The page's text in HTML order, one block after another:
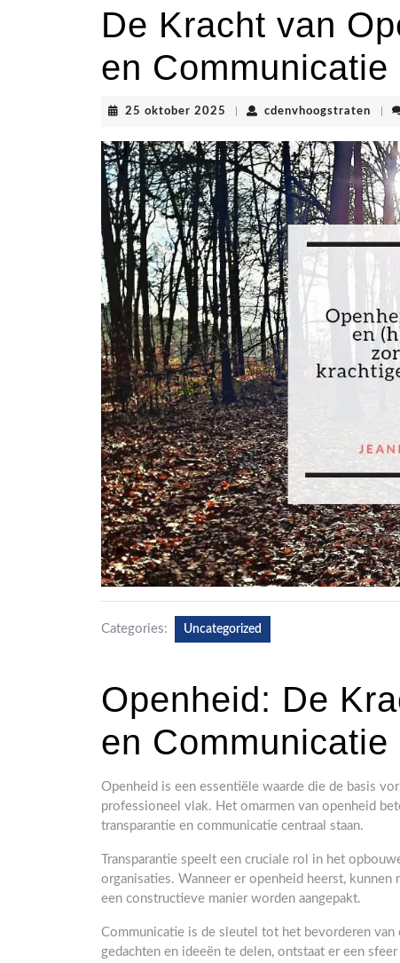
De Kracht van
en
25 oktober 2025 25
2025
cdenvhoogstraten
Categories: Uncategorized
Openheid: De
en Communicatie
Openheid is een essentiële waarde die de basis
professioneel vlak. Het omarmen van openheid
transparantie en communicatie centraal staan.
Transparantie speelt een cruciale rol in het
organisaties. Wanneer er openheid heerst,
een constructieve manier worden aangepakt.
Communicatie is de sleutel tot het bevorderen
gedachten en ideeën te delen, ontstaat er een